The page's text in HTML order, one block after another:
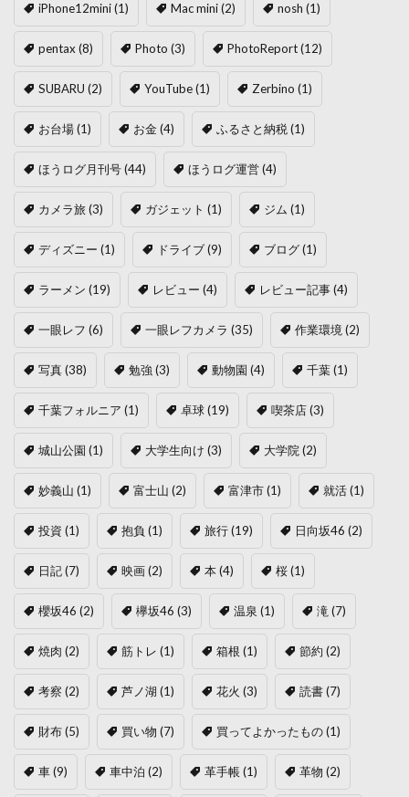
iPhone12mini(1) Mac mini(2) nosh (1)
pentax (8) Photo (3) PhotoReport(12)
SUBARU (2) YouTube(1) Zerbino (1)
お台場(1) お金(4) ふるさと納税 (1)
ほうログ月刊号(44) ほうログ運営(4)
カメラ旅(3) ガジェット (1) ジム (1)
ディズニー (1) ドライブ(9) ブログ(1)
ラーメン (19) レビュー (4) レビュー記事(4)
一眼レフ (6) 一眼レフカメラ (35) 作業環境 (2)
写真(38) 勉強 (3) 動物園 (4) 千葉(1)
千葉フォルニア (1) 卓球(19) 喫茶店(3)
城山公園 (1) 大学生向け (3) 大学院(2)
妙義山 (1) 富士山 (2) 富津市(1) 就活(1)
投資 (1) 抱負 (1) 旅行(19) 日向坂46 (2)
日記(7) 映画(2) 本(4) 桜(1)
櫻坂46 (2) 欅坂46 (3) 温泉 (1) 滝 (7)
焼肉 (2) 筋トレ (1) 箱根 (1) 節約 (2)
考察 (2) 芦ノ湖 (1) 花火 (3) 読書(7)
財布(5) 買い物 (7) 買ってよかったもの(1)
車(9) 車中泊 (2) 革手帳(1) 革物 (2)